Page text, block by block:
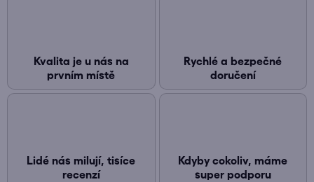
Kvalita je u nás na
prvním místě
Rychlé a bezpečné
doručení
Lidé nás milují, tisíce
recenzí
Kdyby cokoliv, máme
super podporu